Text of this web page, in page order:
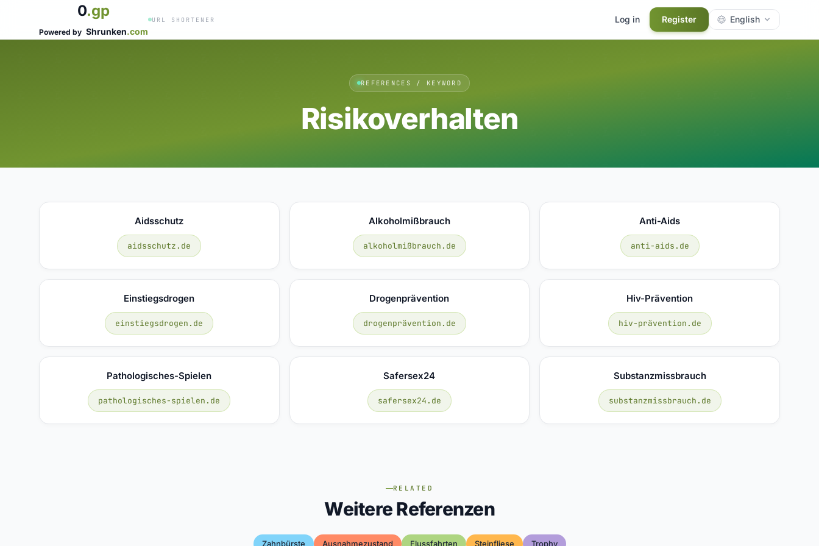
0.gp
Powered by Shrunken.com
URL SHORTENER Log in Register English
REFERENCES / KEYWORD
Risikoverhalten
Aidsschutz
aidsschutz.de
Alkoholmißbrauch
alkoholmißbrauch.de
Anti-Aids
anti-aids.de
Einstiegsdrogen
einstiegsdrogen.de
Drogenprävention
drogenprävention.de
Hiv-Prävention
hiv-prävention.de
Pathologisches-Spielen
pathologisches-spielen.de
Safersex24
safersex24.de
Substanzmissbrauch
substanzmissbrauch.de
RELATED
Weitere Referenzen
Zahnbürste Ausnahmezustand Flussfahrten Steinfliese Trophy